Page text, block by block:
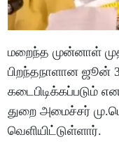
மறைந்த முன்னாள்
பிறந்தநாளான ஜூன்
கடைபிடிக்கப்படும்
துறை அமைச்சர்
வெளியிட்டுள்ளார்.